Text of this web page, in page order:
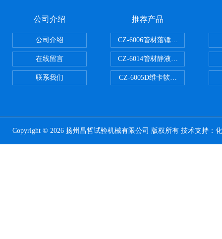
公司介绍
公司介绍
在线留言
联系我们
推荐产品
CZ-6006管材落锤冲击试验机
CZ-6014管材静液压爆破试验机
CZ-6005D维卡软化点温度测定仪
Copyright © 2026 扬州昌哲试验机械有限公司 版权所有 技术支持：